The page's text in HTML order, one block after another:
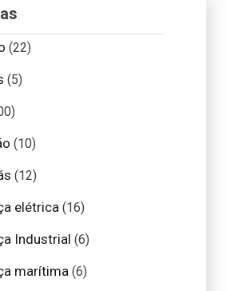
(22)
(5)
(10)
(12)
elétrica(16)
Industrial (6)
marítima(6)